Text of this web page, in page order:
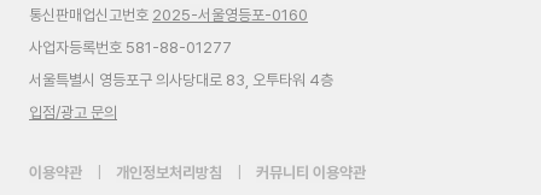
통신판매업신고번호 2025-서울영등포-0160
사업자등록번호 581-88-01277
서울특별시 영등포구 의사당대로 83, 오투타워 4층
입점/광고 문의
이용약관 개인정보처리방침 커뮤니티 이용약관